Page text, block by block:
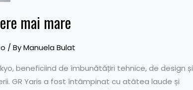
mai mare
/ ByManuela Bulat
beneficiind de îmbunătățiri tehnice, de design și
GR Yaris a fost întâmpinat cu atâtea laude și